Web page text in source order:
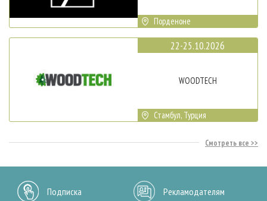
Порденоне
22-25.10.2026
WOODTECH
Стамбул, Турция
Смотреть все
Подписка Рекламодателям